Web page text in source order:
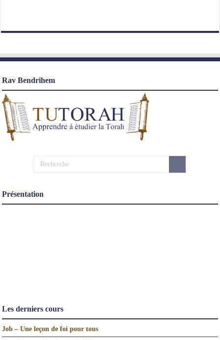
Rav Bendrihem
Présentation
Les derniers cours
Job – Une leçon de foi pour tous